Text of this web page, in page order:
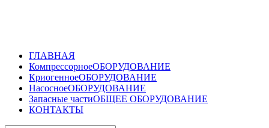
ГЛАВНАЯ
КомпрессорноеОБОРУДОВАНИЕ
КриогенноеОБОРУДОВАНИЕ
НасосноеОБОРУДОВАНИЕ
Запасные частиОБЩЕЕ ОБОРУДОВАНИЕ
КОНТАКТЫ